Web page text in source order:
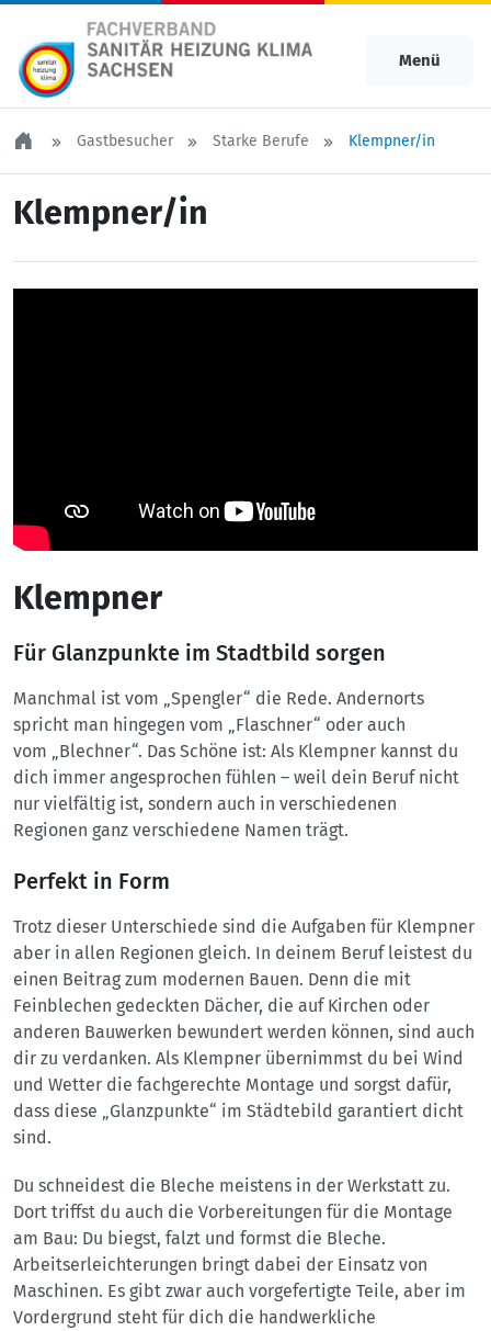
Menü
Gastbesucher Starke Berufe Klempner/in
Klempner/in
Klempner
Für Glanzpunkte im Stadtbild sorgen
Manchmal ist vom „Spengler“ die Rede. Andernorts
spricht man hingegen vom „Flaschner“ oder auch
vom „Blechner“. Das Schöne ist: Als Klempner kannst du
dich immer angesprochen fühlen – weil dein Beruf nicht
nur vielfältig ist, sondern auch in verschiedenen
Regionen ganz verschiedene Namen trägt.
Perfekt in Form
Trotz dieser Unterschiede sind die Aufgaben für Klempner
aber in allen Regionen gleich. In deinem Beruf leistest du
einen Beitrag zum modernen Bauen. Denn die mit
Feinblechen gedeckten Dächer, die auf Kirchen oder
anderen Bauwerken bewundert werden können, sind auch
dir zu verdanken. Als Klempner übernimmst du bei Wind
und Wetter die fachgerechte Montage und sorgst dafür,
dass diese „Glanzpunkte“ im Städtebild garantiert dicht
sind.
Du schneidest die Bleche meistens in der Werkstatt zu.
Dort triffst du auch die Vorbereitungen für die Montage
am Bau: Du biegst, falzt und formst die Bleche.
Arbeitserleichterungen bringt dabei der Einsatz von
Maschinen. Es gibt zwar auch vorgefertigte Teile, aber im
Vordergrund steht für dich die handwerkliche